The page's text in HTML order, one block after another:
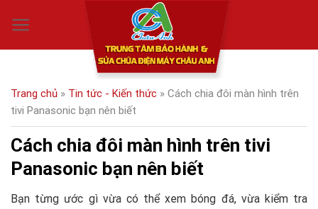
Trang chủ » Tin tức - Kiến thức » Cách chia đôi màn hình trên
tivi Panasonic bạn nên biết
Cách chia đôi màn hình trên tivi
Panasonic bạn nên biết
Bạn từng ước gì vừa có thể xem bóng đá, vừa kiểm tra